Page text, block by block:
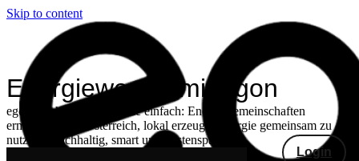
Skip to content
Login
Energiewende mit egon
egon macht Energiewende einfach: Energiegemeinschaften
ermöglichen in Österreich, lokal erzeugte Energie gemeinsam zu
nutzen – nachhaltig, smart und kostensparend.